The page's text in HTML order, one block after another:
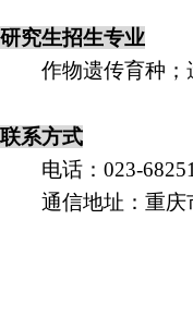
研究生招生专业
作物遗传育种
联系方式
电话：023-
通信地址：重庆